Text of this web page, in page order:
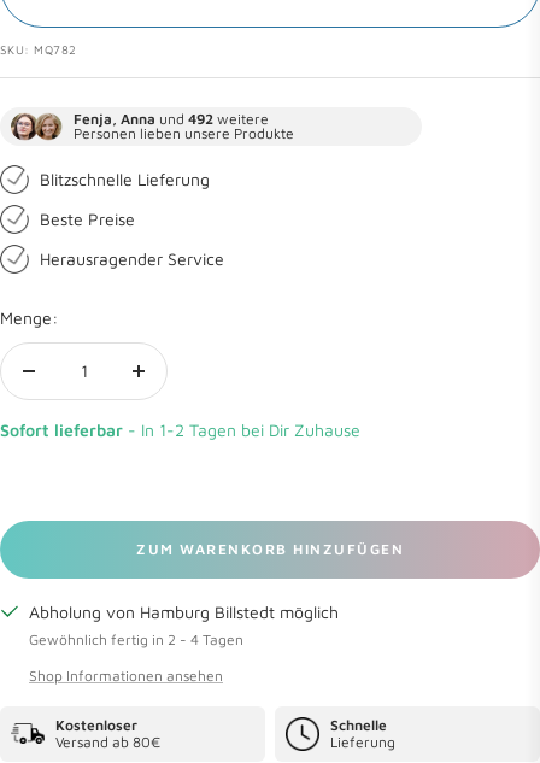
SKU: MQ782
Fenja, Anna und 492 weitere
Personen lieben unsere Produkte
Blitzschnelle Lieferung
Beste Preise
Herausragender Service
Menge:
Menge
Sofort lieferbar - In 1-2 Tagen bei Dir Zuhause
ZUM WARENKORB HINZUFÜGEN
Abholung von Hamburg Billstedt möglich
Gewöhnlich fertig in 2 - 4 Tagen
Shop Informationen ansehen
Kostenloser
Versand ab 80€
Schnelle
Lieferung